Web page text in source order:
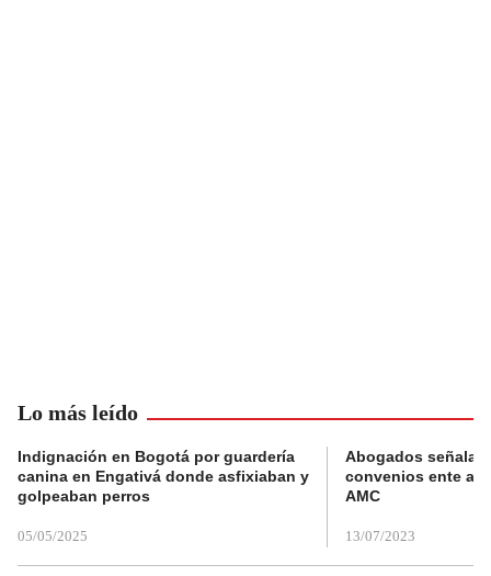
Lo más leído
Indignación en Bogotá por guardería
canina en Engativá donde asfixiaban y
golpeaban perros
05/05/2025
Abogados
convenios ente
AMC
13/07/2023